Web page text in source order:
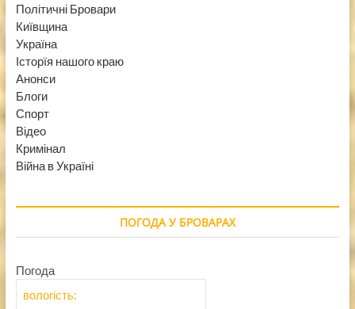
Політичні Бровари
Київщина
Україна
Історїя нашого краю
Анонси
Блоги
Спорт
Відео
Кримінал
Війна в Україні
ПОГОДА У БРОВАРАХ
Погода
вологість: